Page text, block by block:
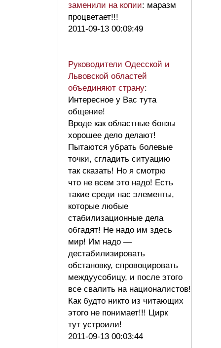
заменили на копии: маразм
процветает!!!
2011-09-13 00:09:49
Руководители Одесской и
Львовской областей
объединяют страну:
Интересное у Вас тута
общение!
Вроде как областные бонзы
хорошее дело делают!
Пытаются убрать болевые
точки, сгладить ситуацию
так сказать! Но я смотрю
что не всем это надо! Есть
такие среди нас элементы,
которые любые
стабилизационные дела
обгадят! Не надо им здесь
мир! Им надо —
дестабилизировать
обстановку, спровоцировать
междуусобицу, и после этого
все свалить на националистов!
Как будто никто из читающих
этого не понимает!!! Цирк
тут устроили!
2011-09-13 00:03:44